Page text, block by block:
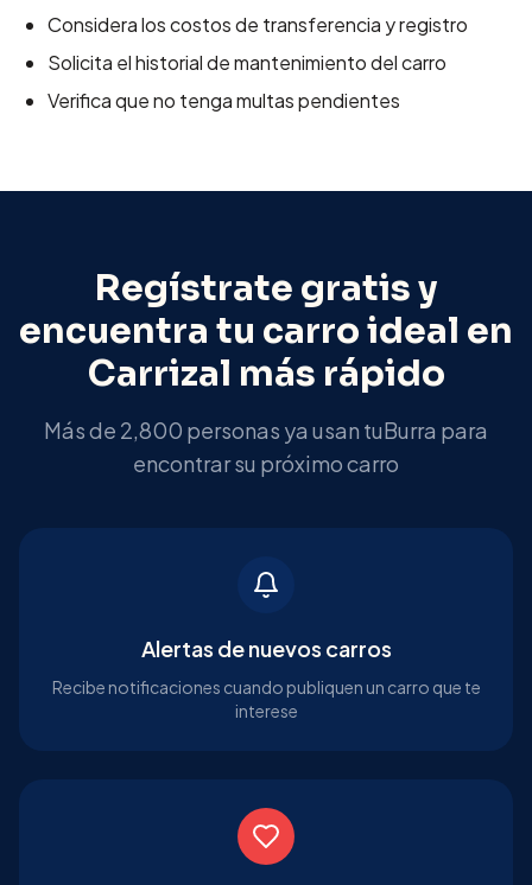
Considera los costos de transferencia y registro
Solicita el historial de mantenimiento del carro
Verifica que no tenga multas pendientes
Regístrate gratis y
encuentra tu carro ideal en
Carrizal más rápido
Más de 2,800 personas ya usan tuBurra para
encontrar su próximo carro
Alertas de nuevos carros
Recibe notificaciones cuando publiquen un carro que te
interese